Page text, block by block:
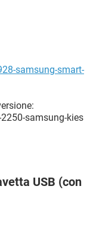
samsung-smart-
samsung-kies
USB (con